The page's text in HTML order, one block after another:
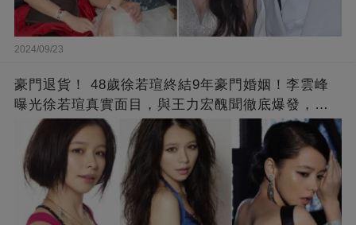
2024/09/23
豪門退貨！ 48歲徐若瑄終結9年豪門婚姻！李雲峰
曝光徐若瑄真實面目，與王力宏醜聞徹底爆發，原
來李靚蕾說的都是真的 ！